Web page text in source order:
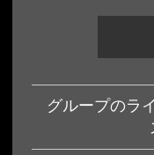
グループのラ